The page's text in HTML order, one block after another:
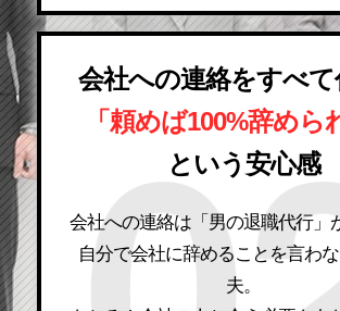
会社への連絡をすべて
「頼めば100%辞めら
という安心感
会社への連絡は「男の退職代行」
自分で会社に辞めることを言わ
夫。